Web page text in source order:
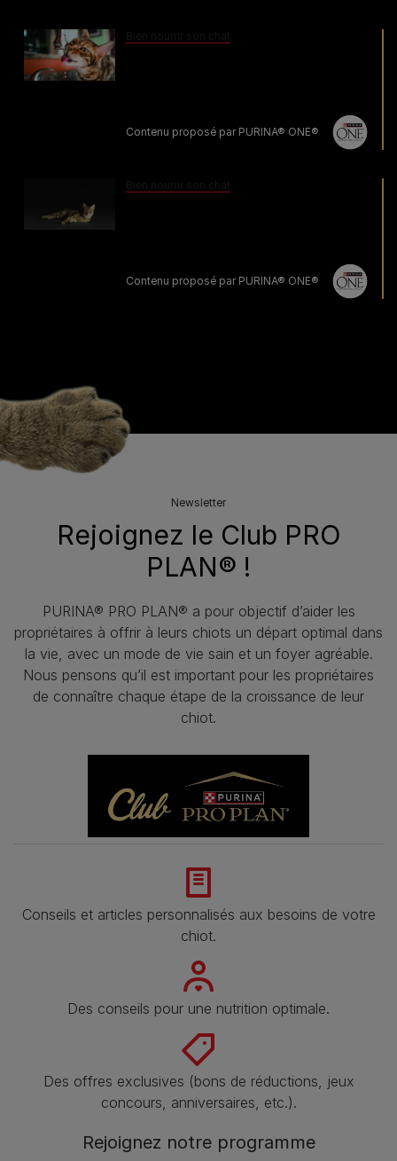
Contenu proposé par PURINA® ONE®
Contenu proposé par PURINA® ONE®
Newsletter
Rejoignez le Club PRO
PLAN® !
PURINA® PRO PLAN® a pour objectif d’aider les
propriétaires à offrir à leurs chiots un départ optimal dans
la vie, avec un mode de vie sain et un foyer agréable.
Nous pensons qu’il est important pour les propriétaires
de connaître chaque étape de la croissance de leur
chiot.
Conseils et articles personnalisés aux besoins de votre
chiot.
Des conseils pour une nutrition optimale.
Des offres exclusives (bons de réductions, jeux
concours, anniversaires, etc.).
Rejoignez notre programme​